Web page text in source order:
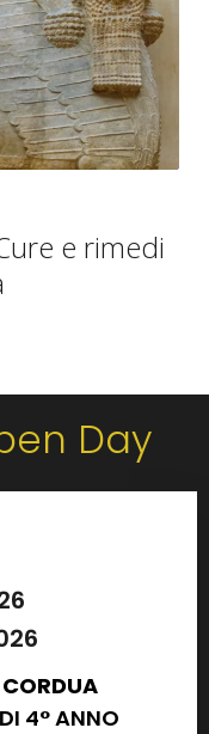
e rimedi
Day
4° ANNO